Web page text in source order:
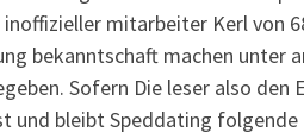
mitarbeiter Kerl von
bekanntschaft machen unter
Sofern Die leser also den
und bleibt Speddating